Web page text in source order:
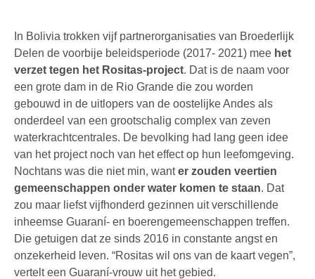
In Bolivia trokken vijf partnerorganisaties van Broederlijk
Delen de voorbije beleidsperiode (2017- 2021) mee het
verzet tegen het Rositas-project. Dat is de naam voor
een grote dam in de Rio Grande die zou worden
gebouwd in de uitlopers van de oostelijke Andes als
onderdeel van een grootschalig complex van zeven
waterkrachtcentrales. De bevolking had lang geen idee
van het project noch van het effect op hun leefomgeving.
Nochtans was die niet min, wanter zouden veertien
gemeenschappen onder water komen te staan. Dat
zou maar liefst vijfhonderd gezinnen uit verschillende
inheemse Guaraní- en boerengemeenschappen treffen.
Die getuigen dat ze sinds 2016 in constante angst en
onzekerheid leven. “Rositas wil ons van de kaart vegen”,
vertelt een Guaraní-vrouw uit het gebied.